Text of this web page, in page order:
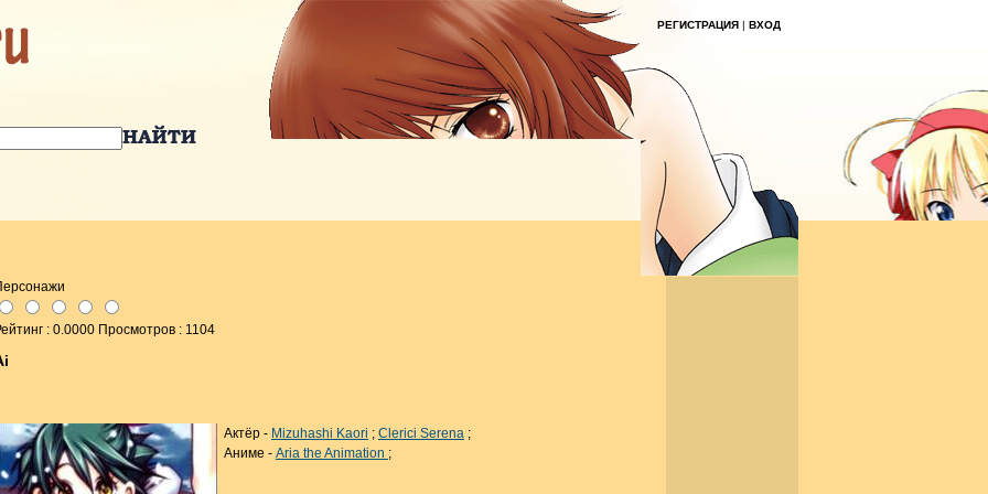
РЕГИСТРАЦИЯ | ВХОД
: 0.0000 Просмотров : 1104
Актёр - Mizuhashi Kaori ; Clerici Serena ;
Аниме - Aria the Animation ;